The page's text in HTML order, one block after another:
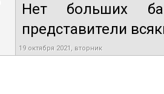
Нет больших
представители
19 октября 2021, вторник